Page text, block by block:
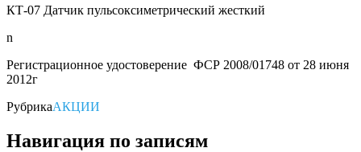
КТ-07 Датчик пульсоксиметрический жесткий
n
Регистрационное удостоверение ФСР 2008/01748 от 28 июня
2012г
РубрикаАКЦИИ
Навигация по записям